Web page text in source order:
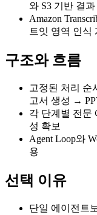
와 S3 기반 결
Amazon
트잇 영역 인식
구조와 흐름
고정된 처리
고서 생성 →
각 단계별 전문
성 확보
Agent Loop와
용
선택 이유
단일 에이전트